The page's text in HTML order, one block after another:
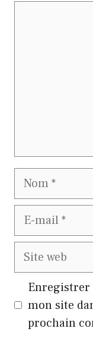
Nom
E-
Site
Enregistrer
mon site
prochain